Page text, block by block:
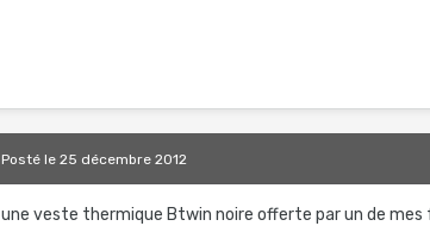
Postéle 25 décembre 2012
une veste thermique Btwin noire offerte par un de mes